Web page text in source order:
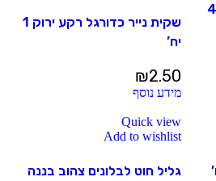
שקית נייר כדורגל רקע ירוק 1
יח’
₪2.50
מידע נוסף
Quick view
Add to wishlist
גליל חוט לבלונים צהוב בננה